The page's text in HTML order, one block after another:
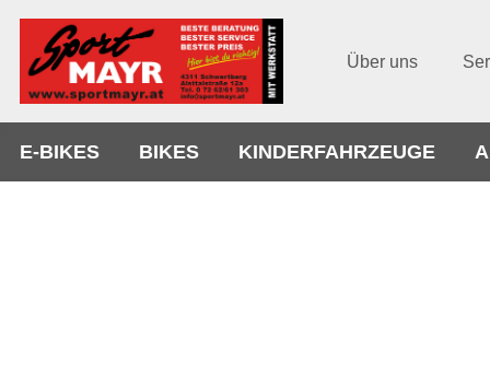
Über uns
E-BIKES BIKES KINDERFAHRZEUGE